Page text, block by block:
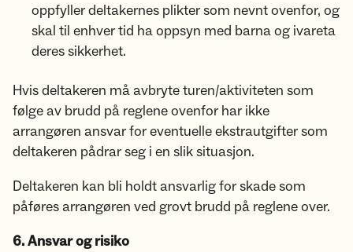
oppfyller deltakernes plikter som nevnt ovenfor, og
skal til enhver tid ha oppsyn med barna og ivareta
deres sikkerhet.
Hvis deltakeren må avbryte turen/aktiviteten som
følge av brudd på reglene ovenfor har ikke
arrangøren ansvar for eventuelle ekstrautgifter som
deltakeren pådrar seg i en slik situasjon.
Deltakeren kan bli holdt ansvarlig for skade som
påføres arrangøren ved grovt brudd på reglene over.
6. Ansvar og risiko